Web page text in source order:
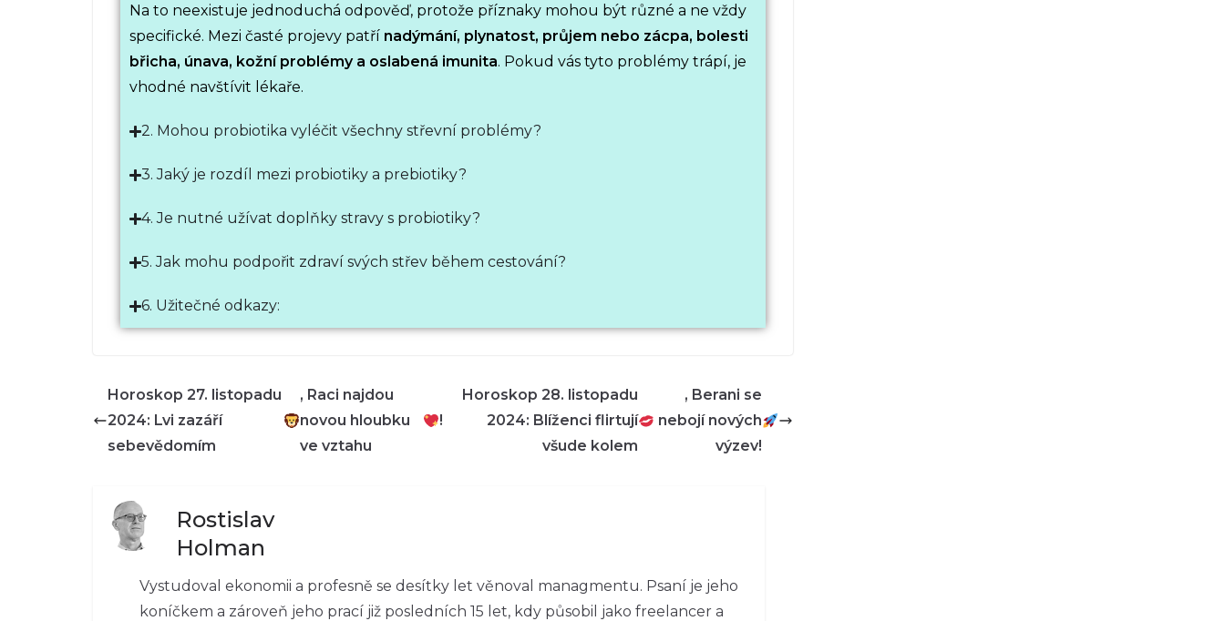
Na to neexistuje jednoduchá odpověď, protože příznaky mohou být různé a ne vždy
specifické. Mezi časté projevy patří nadýmání, plynatost, průjem nebo zácpa, bolesti
břicha, únava, kožní problémy a oslabená imunita. Pokud vás tyto problémy trápí, je
vhodné navštívit lékaře.
2. Mohou probiotika vyléčit všechny střevní problémy?
3. Jaký je rozdíl mezi probiotiky a prebiotiky?
4. Je nutné užívat doplňky stravy s probiotiky?
5. Jak mohu podpořit zdraví svých střev během cestování?
6. Užitečné odkazy:
Horoskop 27. listopadu
2024: Lvi zazáří
sebevědomím
, Raci najdou
novou hloubku
ve vztahu
!
Horoskop 28. listopadu
2024: Blíženci flirtují
všude kolem
, Berani se
nebojí nových
výzev!
Rostislav
Holman
Vystudoval ekonomii a profesně se desítky let věnoval managmentu. Psaní je jeho
koníčkem a zároveň jeho prací již posledních 15 let, kdy působil jako freelancer a